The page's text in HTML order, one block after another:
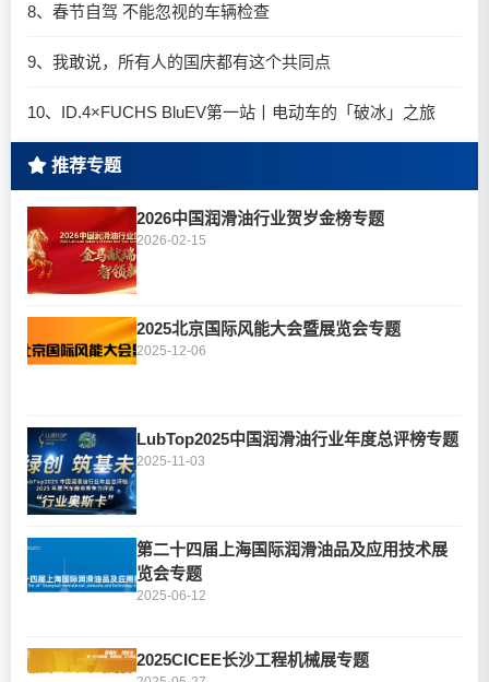
8、春节自驾 不能忽视的车辆检查
9、我敢说，所有人的国庆都有这个共同点
10、ID.4×FUCHS BluEV第一站丨电动车的「破冰」之旅
推荐专题
2026中国润滑油行业贺岁金榜专题
2026-02-15
2025北京国际风能大会暨展览会专题
2025-12-06
LubTop2025中国润滑油行业年度总评榜专题
2025-11-03
第二十四届上海国际润滑油品及应用技术展
览会专题
2025-06-12
2025CICEE长沙工程机械展专题